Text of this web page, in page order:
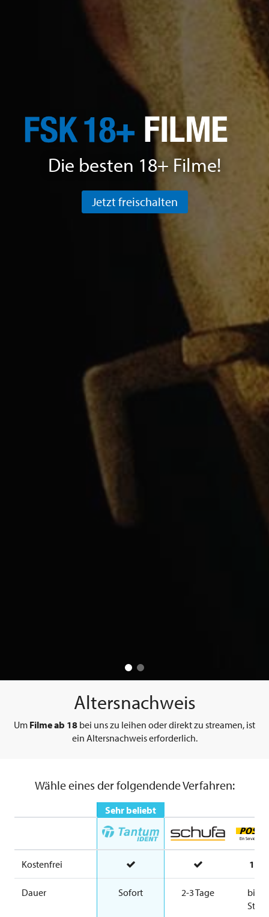
Die besten 18+ Filme!
Jetzt freischalten
Altersnachweis
Um Filme ab 18 bei uns zu leihen oder direkt zu streamen, ist
ein Altersnachweis erforderlich.
Wähle eines der folgendende Verfahren:
Sehr beliebt
Kostenfrei
Dauer Sofort 2-3 Tage
bis